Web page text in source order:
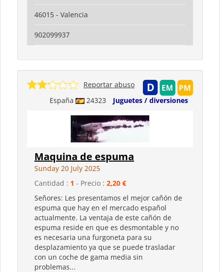
46015 - Valencia
902099937
España 24323 Juguetes / diversiones
Reportar abuso
Maquina de espuma
Sunday 20 July 2025
Cantidad : 1 - Precio : 2,20 €
Señores: Les presentamos el mejor cañón de
espuma que hay en el mercado español
actualmente. La ventaja de este cañón de
espuma reside en que es desmontable y no
es necesaria una furgoneta para su
desplazamiento ya que se puede trasladar
con un coche de gama media sin
problemas...